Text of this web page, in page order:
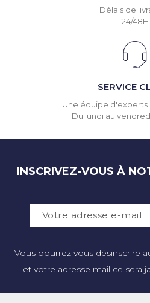
Délais de
24/48H
SERVICE
Une équipe
Du lundi au
INSCRIVEZ-VOUS À
Vous pourrez vous désinscrire
et votre adresse mail ce sera